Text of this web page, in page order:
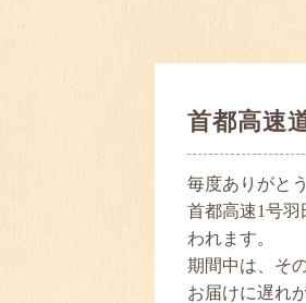
首都高速
毎度ありがと
首都高速1号
われます。
期間中は、そ
お届けに遅れ